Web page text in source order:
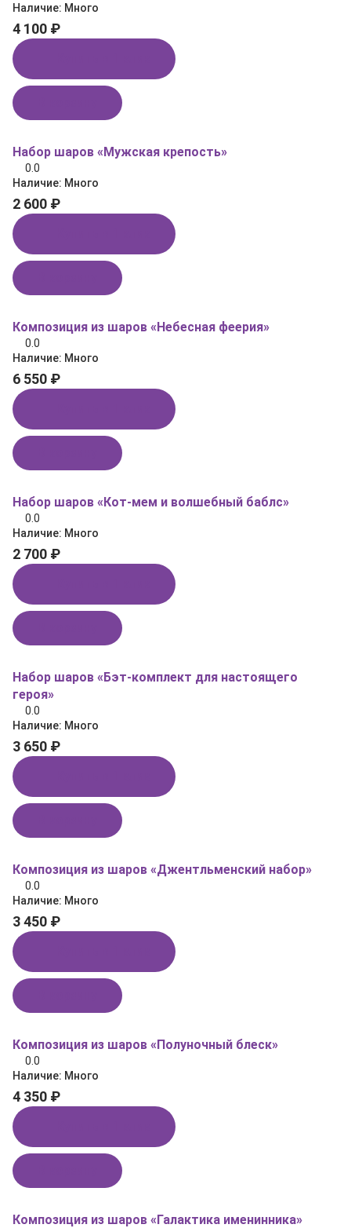
Наличие: Много
4 100 ₽
Набор шаров «Мужская крепость»
0.0
Наличие: Много
2 600 ₽
Композиция из шаров «Небесная феерия»
0.0
Наличие: Много
6 550 ₽
Набор шаров «Кот‑мем и волшебный баблс»
0.0
Наличие: Много
2 700 ₽
Набор шаров «Бэт‑комплект для настоящего
героя»
0.0
Наличие: Много
3 650 ₽
Композиция из шаров «Джентльменский набор»
0.0
Наличие: Много
3 450 ₽
Композиция из шаров «Полуночный блеск»
0.0
Наличие: Много
4 350 ₽
Композиция из шаров «Галактика именинника»